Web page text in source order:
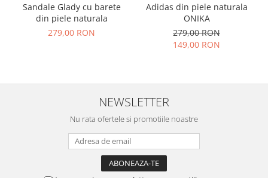
Sandale Glady cu barete
din piele naturala
279,00 RON
Adidas din piele naturala
ONIKA
279,00 RON
149,00 RON
NEWSLETTER
Nu rata ofertele si promotiile noastre